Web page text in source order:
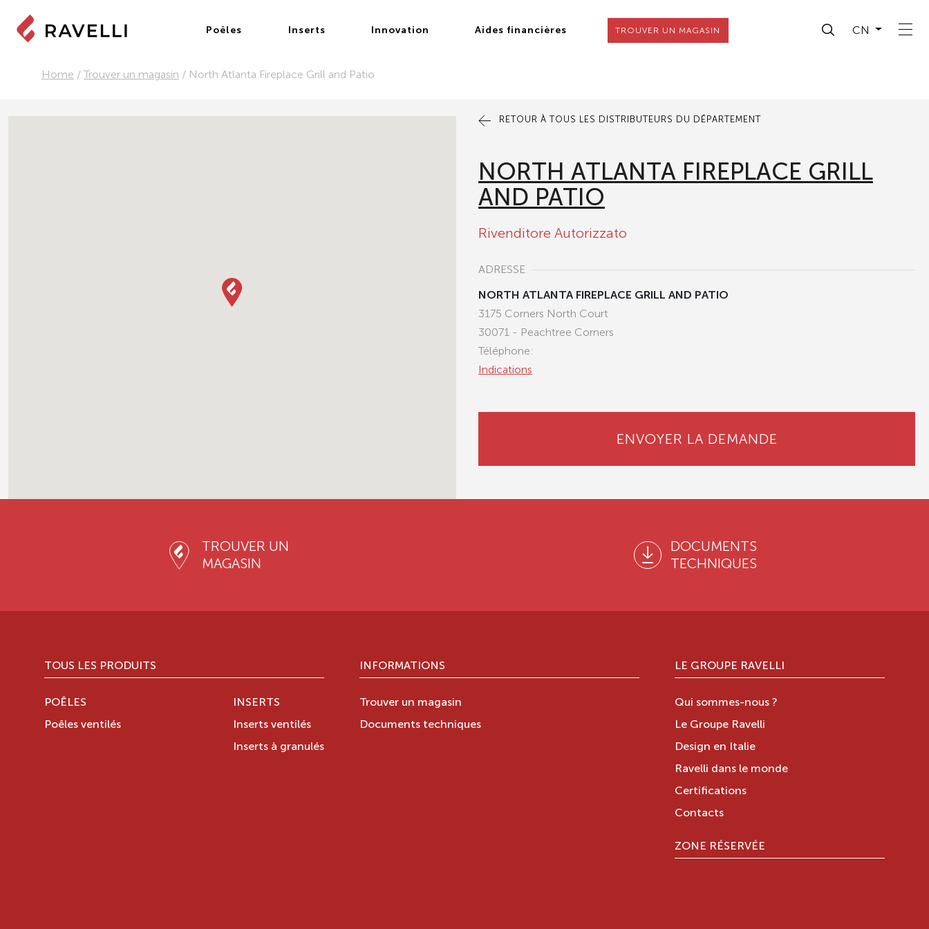
Poêles Inserts Innovation Aides financières TROUVER UN MAGASIN CN
Home / Trouver un magasin / North Atlanta Fireplace Grill and Patio
RETOUR À TOUS LES DISTRIBUTEURS DU DÉPARTEMENT
NORTH ATLANTA FIREPLACE GRILL
AND PATIO
Rivenditore Autorizzato
ADRESSE
NORTH ATLANTA FIREPLACE GRILL AND PATIO
3175 Corners North Court
30071 - Peachtree Corners
Téléphone:
Indications
ENVOYER LA DEMANDE
TROUVER UN
MAGASIN
DOCUMENTS
TECHNIQUES
TOUS LES PRODUITS
POÊLES
Poêles ventilés
INSERTS
Inserts ventilés
Inserts à granulés
INFORMATIONS
Trouver un magasin
Documents techniques
LE GROUPE RAVELLI
Qui sommes-nous ?
Le Groupe Ravelli
Design en Italie
Ravelli dans le monde
Certifications
Contacts
ZONE RÉSERVÉE